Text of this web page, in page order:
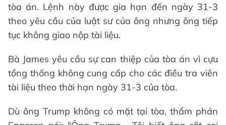
tòa án. Lệnh này được gia hạn đến ngày 31-3
theo yêu cầu của luật sư của ông nhưng ông tiếp
tục không giao nộp tài liệu.
Bà James yêu cầu sự can thiệp của tòa án vì cựu
tổng thống không cung cấp cho các điều tra viên
tài liệu theo thời hạn ngày 31-3 của tòa.
Dù ông Trump không có mặt tại tòa, thẩm phán